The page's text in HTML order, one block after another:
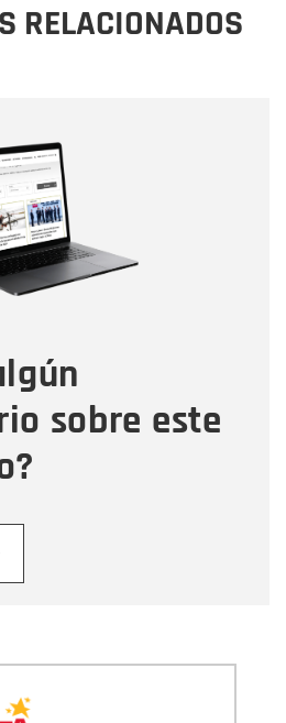
RELACIONADOS
sobre este